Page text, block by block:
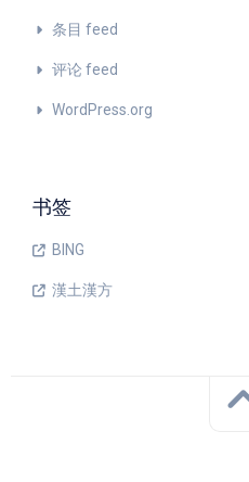
条目 feed
评论 feed
WordPress.org
书签
BING
漢土漢方